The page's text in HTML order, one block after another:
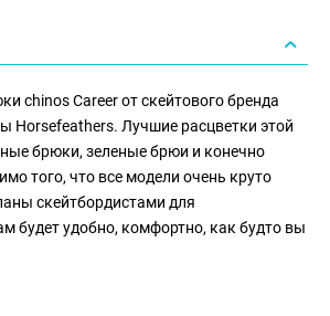
chinos Career от скейтового бренда
Horsefeathers. Лучшие расцветки этой
брюки, зеленые брюи и конечно
того, что все модели очень круто
скейтбордистами для
будет удобно, комфортно, как будто вы